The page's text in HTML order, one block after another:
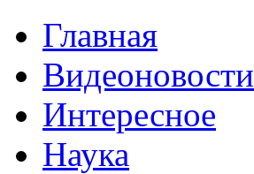
Главная
Видеоновости
Интересное
Наука